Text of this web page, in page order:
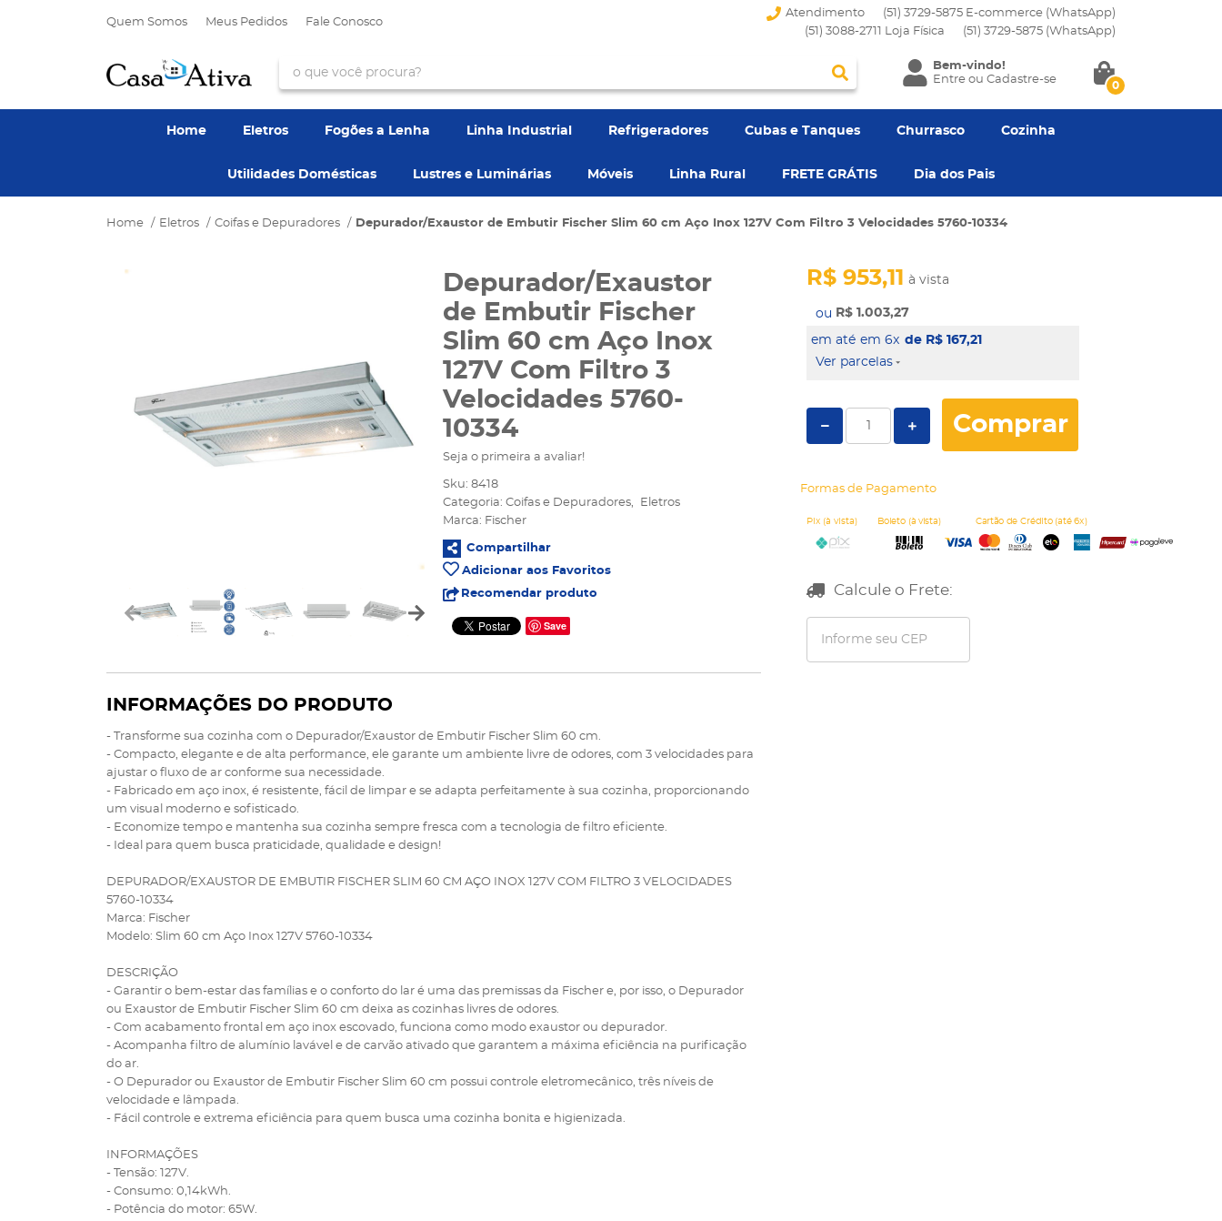
Quem Somos Meus Pedidos Fale Conosco
Atendimento
(51) 3729-5875 E-commerce (WhatsApp)
(51) 3088-2711 Loja Física
(51) 3729-5875 (WhatsApp)
Bem-vindo!
Entreou Cadastre-se 0
Home Eletros Fogões a Lenha Linha Industrial Refrigeradores Cubas e Tanques Churrasco Cozinha
Utilidades Domésticas Lustres e Luminárias Móveis Linha Rural FRETE GRÁTIS Dia dos Pais
Home Eletros Coifas e Depuradores Depurador/Exaustor de Embutir Fischer Slim 60 cm Aço Inox 127V Com Filtro 3 Velocidades 5760-10334
Depurador/Exaustor
de Embutir Fischer
Slim 60 cm Aço Inox
127V Com Filtro 3
Velocidades 5760-
10334
Seja o primeira a avaliar!
Sku: 8418
Categoria: Coifas e Depuradores
Eletros
Marca: Fischer
Compartilhar
Adicionar aos Favoritos
Recomendar produto
Save
R$ 1.003,27
R$ 953,11 à vista
em 6x de R$ 167,21
Ver parcelas
Comprar
Formas de Pagamento
Calcule o Frete:
INFORMAÇÕES DO PRODUTO
- Transforme sua cozinha com o Depurador/Exaustor de Embutir Fischer Slim 60 cm.
- Compacto, elegante e de alta performance, ele garante um ambiente livre de odores, com 3 velocidades para
ajustar o fluxo de ar conforme sua necessidade.
- Fabricado em aço inox, é resistente, fácil de limpar e se adapta perfeitamente à sua cozinha, proporcionando
um visual moderno e sofisticado.
- Economize tempo e mantenha sua cozinha sempre fresca com a tecnologia de filtro eficiente.
- Ideal para quem busca praticidade, qualidade e design!
DEPURADOR/EXAUSTOR DE EMBUTIR FISCHER SLIM 60 CM AÇO INOX 127V COM FILTRO 3 VELOCIDADES
5760-10334
Marca: Fischer
Modelo: Slim 60 cm Aço Inox 127V 5760-10334
DESCRIÇÃO
- Garantir o bem-estar das famílias e o conforto do lar é uma das premissas da Fischer e, por isso, o Depurador
ou Exaustor de Embutir Fischer Slim 60 cm deixa as cozinhas livres de odores.
- Com acabamento frontal em aço inox escovado, funciona como modo exaustor ou depurador.
- Acompanha filtro de alumínio lavável e de carvão ativado que garantem a máxima eficiência na purificação
do ar.
- O Depurador ou Exaustor de Embutir Fischer Slim 60 cm possui controle eletromecânico, três níveis de
velocidade e lâmpada.
- Fácil controle e extrema eficiência para quem busca uma cozinha bonita e higienizada.
INFORMAÇÕES
- Tensão: 127V.
- Consumo: 0,14kWh.
- Potência do motor: 65W.